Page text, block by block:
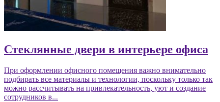
Стеклянные двери в интерьере офиса
При оформлении офисного помещения важно внимательно
подбирать все материалы и технологии, поскольку только так
можно рассчитывать на привлекательность, уют и создание
сотрудников в...